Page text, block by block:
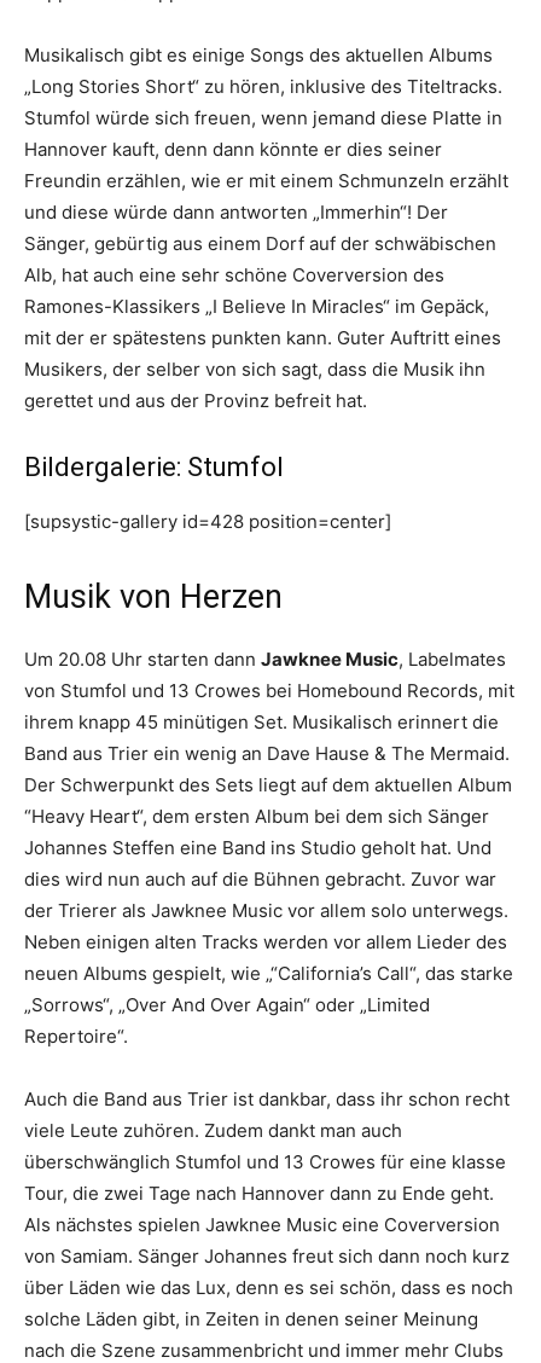
Musikalisch gibt es einige Songs des aktuellen Albums
„Long Stories Short“ zu hören, inklusive des Titeltracks.
Stumfol würde sich freuen, wenn jemand diese Platte in
Hannover kauft, denn dann könnte er dies seiner
Freundin erzählen, wie er mit einem Schmunzeln erzählt
und diese würde dann antworten „Immerhin“! Der
Sänger, gebürtig aus einem Dorf auf der schwäbischen
Alb, hat auch eine sehr schöne Coverversion des
Ramones-Klassikers „I Believe In Miracles“ im Gepäck,
mit der er spätestens punkten kann. Guter Auftritt eines
Musikers, der selber von sich sagt, dass die Musik ihn
gerettet und aus der Provinz befreit hat.
Bildergalerie: Stumfol
[supsystic-gallery id=428 position=center]
Musik von Herzen
Um 20.08 Uhr starten dann Jawknee Music, Labelmates
von Stumfol und 13 Crowes bei Homebound Records, mit
ihrem knapp 45 minütigen Set. Musikalisch erinnert die
Band aus Trier ein wenig an Dave Hause & The Mermaid.
Der Schwerpunkt des Sets liegt auf dem aktuellen Album
“Heavy Heart“, dem ersten Album bei dem sich Sänger
Johannes Steffen eine Band ins Studio geholt hat. Und
dies wird nun auch auf die Bühnen gebracht. Zuvor war
der Trierer als Jawknee Music vor allem solo unterwegs.
Neben einigen alten Tracks werden vor allem Lieder des
neuen Albums gespielt, wie „“California’s Call“, das starke
„Sorrows“, „Over And Over Again“ oder „Limited
Repertoire“.
Auch die Band aus Trier ist dankbar, dass ihr schon recht
viele Leute zuhören. Zudem dankt man auch
überschwänglich Stumfol und 13 Crowes für eine klasse
Tour, die zwei Tage nach Hannover dann zu Ende geht.
Als nächstes spielen Jawknee Music eine Coverversion
von Samiam. Sänger Johannes freut sich dann noch kurz
über Läden wie das Lux, denn es sei schön, dass es noch
solche Läden gibt, in Zeiten in denen seiner Meinung
nach die Szene zusammenbricht und immer mehr Clubs